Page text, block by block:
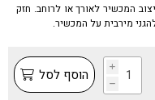
המכשיר לאורך או לרוחב. חזק
מירבית על המכשיר.
i
h הוסף לסל